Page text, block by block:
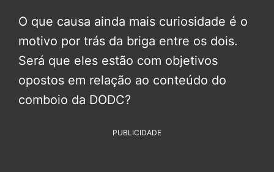
O que causa ainda mais curiosidade é o
motivo por trás da briga entre os dois.
Será que eles estão com objetivos
opostos em relação ao conteúdo do
comboio da DODC?
PUBLICIDADE